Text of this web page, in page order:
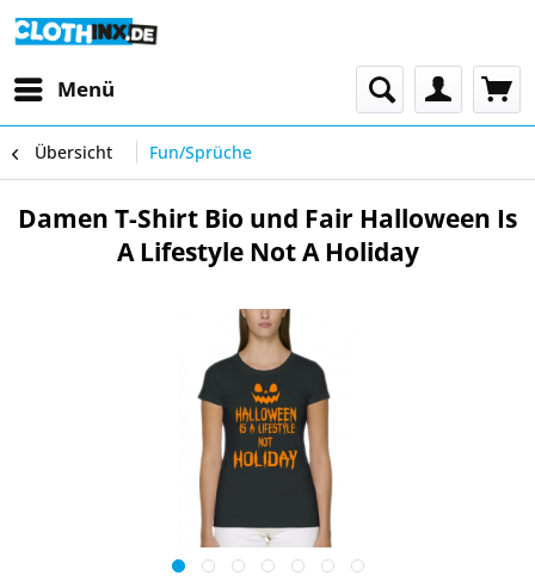
Menü
Übersicht Fun/Sprüche
Damen T-Shirt Bio und Fair Halloween Is
A Lifestyle Not A Holiday